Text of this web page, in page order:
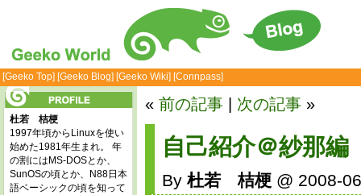
[Geeko Top] [Geeko Blog] [Geeko Wiki] [Connpass]
« 前の記事 次の記事 »
自己紹介＠紗那編
By 杜若 桔梗@ 2008-
杜若 桔梗
1997年頃からLinuxを使い
始めた1981年生まれ。 年
の割にはMS-DOSとか、
SunOSの頃とか、N88日本
語ベーシックの頃を知って